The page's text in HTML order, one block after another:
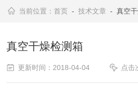
当前位置：首页 -技术文章 - 真空干
真空干燥检测箱
更新时间：2018-04-04 点击